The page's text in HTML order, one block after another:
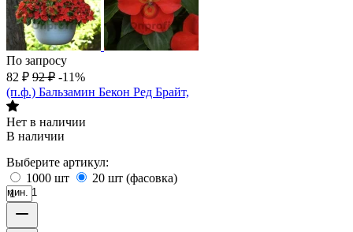
По запросу
82 ₽ 92 ₽ -11%
(п.ф.) Бальзамин Бекон Ред Брайт,
Нет в наличии
В наличии
Выберите артикул:
1000 шт
20 шт (фасовка)
мин. 1